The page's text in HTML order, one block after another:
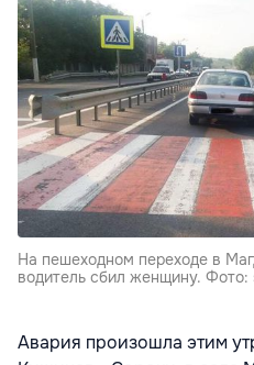
На пешеходном переходе в
водитель сбил женщину. Фото:
Авария произошла этим